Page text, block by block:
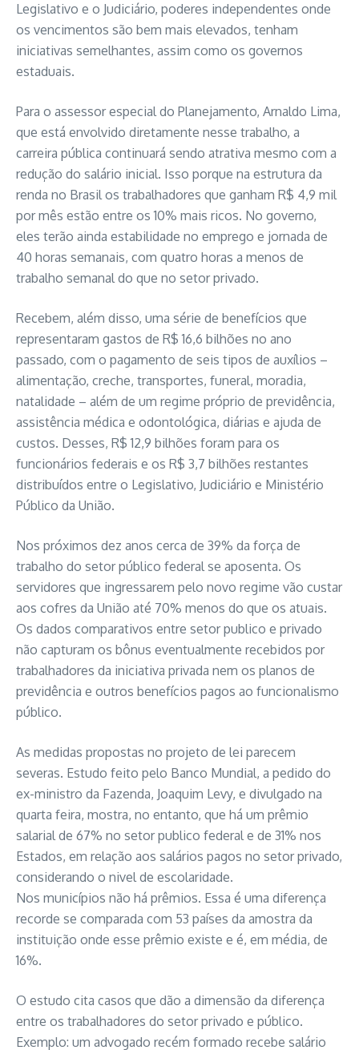
Legislativo e o Judiciário, poderes independentes onde
os vencimentos são bem mais elevados, tenham
iniciativas semelhantes, assim como os governos
estaduais.
Para o assessor especial do Planejamento, Arnaldo Lima,
que está envolvido diretamente nesse trabalho, a
carreira pública continuará sendo atrativa mesmo com a
redução do salário inicial. Isso porque na estrutura da
renda no Brasil os trabalhadores que ganham R$ 4,9 mil
por mês estão entre os 10% mais ricos. No governo,
eles terão ainda estabilidade no emprego e jornada de
40 horas semanais, com quatro horas a menos de
trabalho semanal do que no setor privado.
Recebem, além disso, uma série de benefícios que
representaram gastos de R$ 16,6 bilhões no ano
passado, com o pagamento de seis tipos de auxílios –
alimentação, creche, transportes, funeral, moradia,
natalidade – além de um regime próprio de previdência,
assistência médica e odontológica, diárias e ajuda de
custos. Desses, R$ 12,9 bilhões foram para os
funcionários federais e os R$ 3,7 bilhões restantes
distribuídos entre o Legislativo, Judiciário e Ministério
Público da União.
Nos próximos dez anos cerca de 39% da força de
trabalho do setor público federal se aposenta. Os
servidores que ingressarem pelo novo regime vão custar
aos cofres da União até 70% menos do que os atuais.
Os dados comparativos entre setor publico e privado
não capturam os bônus eventualmente recebidos por
trabalhadores da iniciativa privada nem os planos de
previdência e outros benefícios pagos ao funcionalismo
público.
As medidas propostas no projeto de lei parecem
severas. Estudo feito pelo Banco Mundial, a pedido do
ex-ministro da Fazenda, Joaquim Levy, e divulgado na
quarta feira, mostra, no entanto, que há um prêmio
salarial de 67% no setor publico federal e de 31% nos
Estados, em relação aos salários pagos no setor privado,
considerando o nivel de escolaridade.
Nos municípios não há prêmios. Essa é uma diferença
recorde se comparada com 53 países da amostra da
instituição onde esse prêmio existe e é, em média, de
16%.
O estudo cita casos que dão a dimensão da diferença
entre os trabalhadores do setor privado e público.
Exemplo: um advogado recém formado recebe salário